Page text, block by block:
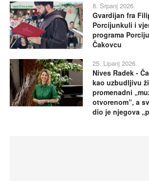
8. Srpanj 2026.
Gvardijan fra
Porcijunkuli i
programa
Čakovcu
25. Lipanj 2026.
Nives Radek -
kao uzbudljivu
promenadni
otvorenom”, a
dio je njegova